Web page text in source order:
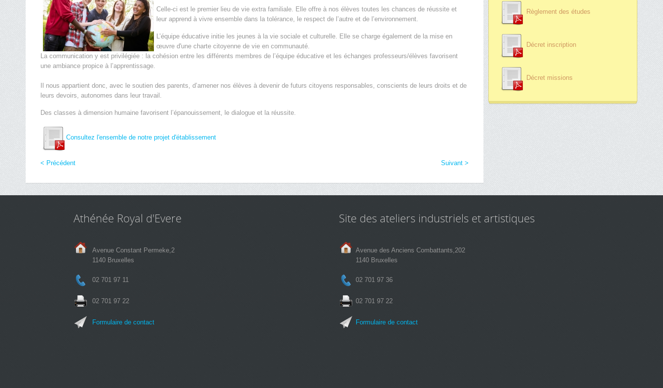
Celle-ci est le premier lieu de vie extra familiale. Elle offre à nos élèves toutes les chances de réussite et
leur apprend à vivre ensemble dans la tolérance, le respect de l’autre et de l’environnement.
L’équipe éducative initie les jeunes à la vie sociale et culturelle. Elle se charge également de la mise en
œuvre d'une charte citoyenne de vie en communauté.
La communication y est privilégiée : la cohésion entre les différents membres de l’équipe éducative et les échanges professeurs/élèves favorisent
une ambiance propice à l’apprentissage.
Il nous appartient donc, avec le soutien des parents, d’amener nos élèves à devenir de futurs citoyens responsables, conscients de leurs droits et de
leurs devoirs, autonomes dans leur travail.
Des classes à dimension humaine favorisent l’épanouissement, le dialogue et la réussite.
Consultez l'ensemble de notre projet d'établissement
< Précédent Suivant >
Règlement des études
Décret inscription
Décret missions
Athénée Royal d'Evere
Avenue Constant Permeke,2
1140 Bruxelles
02 701 97 11
02 701 97 22
Formulaire de contact
Site des ateliers industriels et artistiques
Avenue des Anciens Combattants,202
1140 Bruxelles
02 701 97 36
02 701 97 22
Formulaire de contact